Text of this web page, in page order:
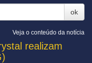
ok
realizam
Veja o conteúdo da notícia